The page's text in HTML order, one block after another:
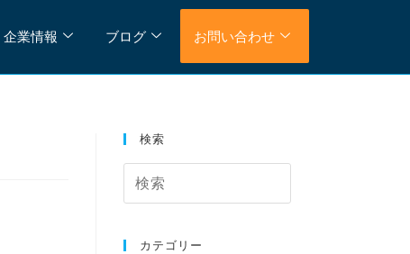
企業情報 ブログ お問い合わせ
検索
カテゴリー